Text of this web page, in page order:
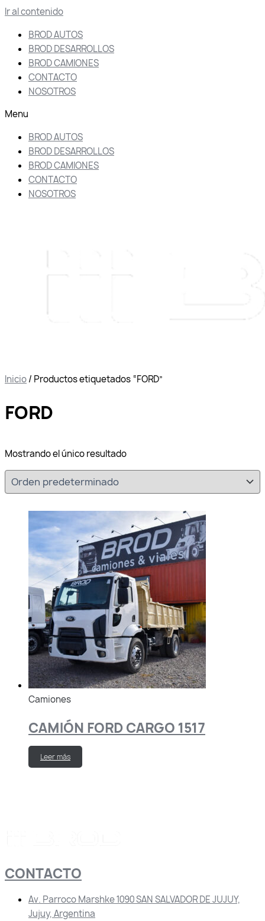
Ir al contenido
BROD AUTOS
BROD DESARROLLOS
BROD CAMIONES
CONTACTO
NOSOTROS
Menu
BROD AUTOS
BROD DESARROLLOS
BROD CAMIONES
CONTACTO
NOSOTROS
Inicio/ Productos etiquetados “FORD”
FORD
Mostrando el único resultado
Camiones
CAMIÓN FORD CARGO 1517
Leer más
CONTACTO
Av. Parroco Marshke 1090 SAN SALVADOR DE JUJUY,
Jujuy, Argentina